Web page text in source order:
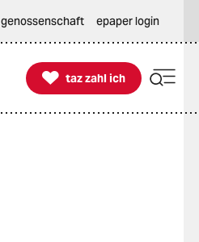
genossenschaft epaper login

taz zahl ich
taz zahl ich